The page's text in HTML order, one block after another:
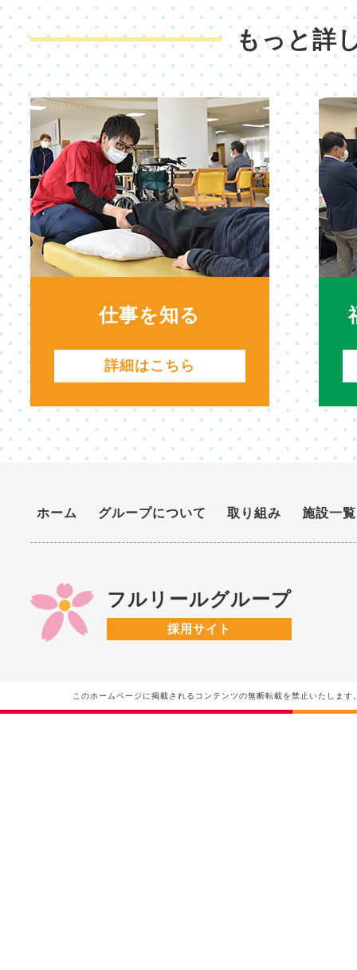
もっと詳
仕事を知る
詳細はこちら
ホーム グループについて 取り組み 施設一覧
フルリールグループ
採用サイト
このホームページに掲載されるコンテンツの無断転載を禁止いた